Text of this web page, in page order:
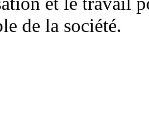
de la société.